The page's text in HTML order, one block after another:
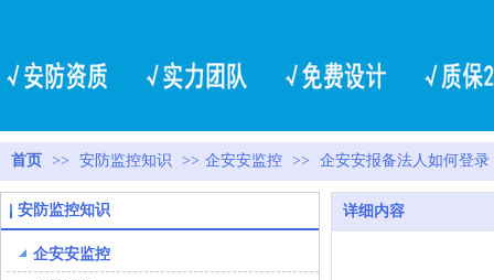
首页 >> 安防监控知识 >> 企安安监控 >> 企安安报备法人如何登录
安防监控知识
企安安监控
详细内容